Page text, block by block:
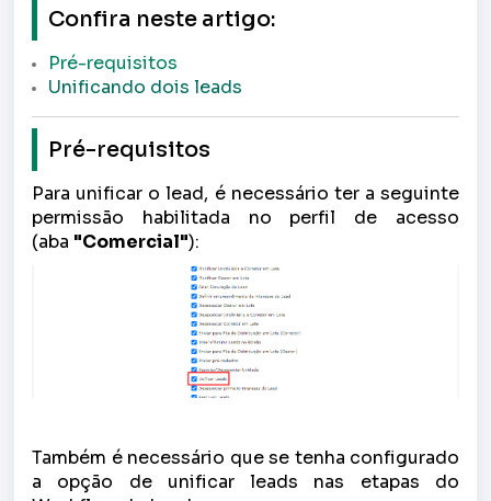
Confira neste artigo:
Pré-requisitos
Unificando dois leads
Pré-requisitos
Para unificar o lead, é necessário ter a seguinte
permissão habilitada no perfil de acesso
(aba "Comercial"):
Também é necessário que se tenha configurado
a opção de unificar leads nas etapas do